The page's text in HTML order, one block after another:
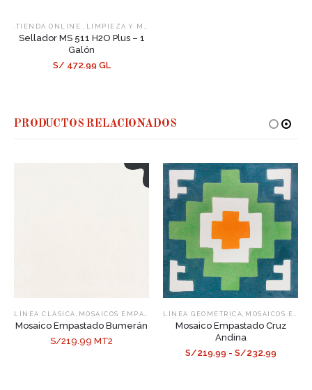
.TIENDA ONLINE. LIMPIEZA Y MANTENIMIENTO
Sellador MS 511 H2O Plus – 1
Galón
S/ 472.99 GL
PRODUCTOS RELACIONADOS
LÍNEA CLÁSICA MOSAICOS EMPASTADOS
Mosaico Empastado Bumerán
S/219.99 MT2
LÍNEA GEOMÉTRICA MOSAICOS EMPASTADOS
Mosaico Empastado Cruz
Andina
S/219.99 - S/232.99